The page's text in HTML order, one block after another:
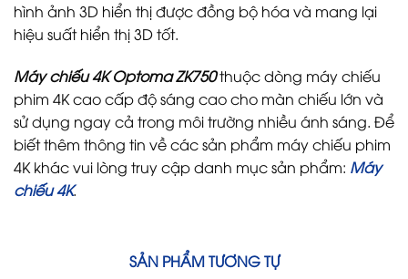
hình ảnh 3D hiển thị được đồng bộ hóa và mang lại
hiệu suất hiển thị 3D tốt.
Máy chiếu 4K Optoma ZK750thuộc dòng máy chiếu
phim 4K cao cấp độ sáng cao cho màn chiếu lớn và
sử dụng ngay cả trong môi trường nhiều ánh sáng. Để
biết thêm thông tin về các sản phẩm máy chiếu phim
4K khác vui lòng truy cập danh mục sản phẩm: Máy
chiếu 4K.
SẢN PHẨM TƯƠNG TỰ